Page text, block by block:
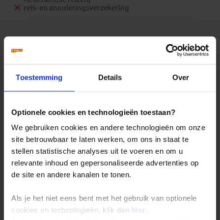
Toestemming Details Over
Optionele cookies en technologieën toestaan?
We gebruiken cookies en andere technologieën om onze
site betrouwbaar te laten werken, om ons in staat te
stellen statistische analyses uit te voeren en om u
relevante inhoud en gepersonaliseerde advertenties op
de site en andere kanalen te tonen.
Als je het niet eens bent met het gebruik van optionele
cookies en technologieën, klik dan hier .
reis- en annuleringsverzekering
Reizen: de feiten op een rij
We kunnen ons voorstellen dat je nog vragen hebt over
hoe wij onze reizen organiseren. Daarom hebben wij
gestelde vragen.
Denk hierbij bijvoorbeeld aan vragen als:
Wanneer gaat mijn reis gegarandeerd door?
Hoe zit het met de betaling van mijn reis?
Ik kan bij jullie mijn eigen vlucht kiezen. Hoe werkt
dat?
Kan ik voor vertrek een specifieke stoel in het
Hoeveel bagage kan ik meenemen?
Lees hier de veelgestelde vragen